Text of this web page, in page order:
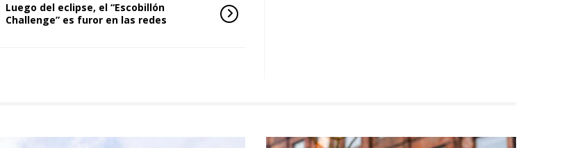
Luego del eclipse, el “Escobillón
Challenge” es furor en las redes